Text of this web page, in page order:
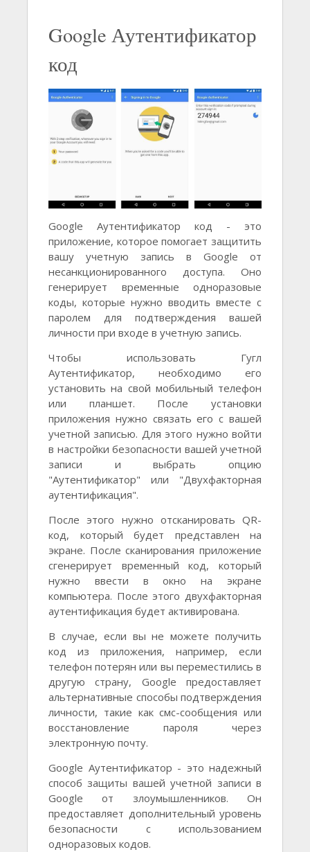
Google Аутентификатор
код
Google Аутентификатор код - это
приложение, которое помогает защитить
вашу учетную запись в Google от
несанкционированного доступа. Оно
генерирует временные одноразовые
коды, которые нужно вводить вместе с
паролем для подтверждения вашей
личности при входе в учетную запись.
Чтобы использовать Гугл
Аутентификатор, необходимо его
установить на свой мобильный телефон
или планшет. После установки
приложения нужно связать его с вашей
учетной записью. Для этого нужно войти
в настройки безопасности вашей учетной
записи и выбрать опцию
"Аутентификатор" или "Двухфакторная
аутентификация".
После этого нужно отсканировать QR-
код, который будет представлен на
экране. После сканирования приложение
сгенерирует временный код, который
нужно ввести в окно на экране
компьютера. После этого двухфакторная
аутентификация будет активирована.
В случае, если вы не можете получить
код из приложения, например, если
телефон потерян или вы переместились в
другую страну, Google предоставляет
альтернативные способы подтверждения
личности, такие как смс-сообщения или
восстановление пароля через
электронную почту.
Google Аутентификатор - это надежный
способ защиты вашей учетной записи в
Google от злоумышленников. Он
предоставляет дополнительный уровень
безопасности с использованием
одноразовых кодов.